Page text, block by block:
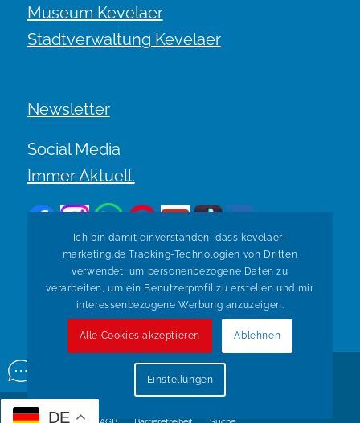
Museum Kevelaer
Stadtverwaltung Kevelaer
Newsletter
Social Media
Immer Aktuell.
Zurück zur Übersicht
© Copyright Kevelaer Marketing. Realisiert durch
Ich bin damit einverstanden, dass kevelaer-
marketing.de Tracking-Technologien von Dritten
verwendet, um personenbezogene Daten zu
verarbeiten, um ein Benutzerprofil zu erstellen und mir
interessenbezogene Werbung anzuzeigen.
Alle Cookies akzeptieren Ablehnen
Einstellungen
DE